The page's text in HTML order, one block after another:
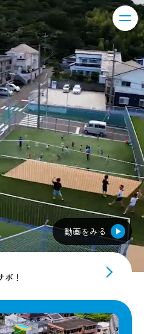
！
動画をみる